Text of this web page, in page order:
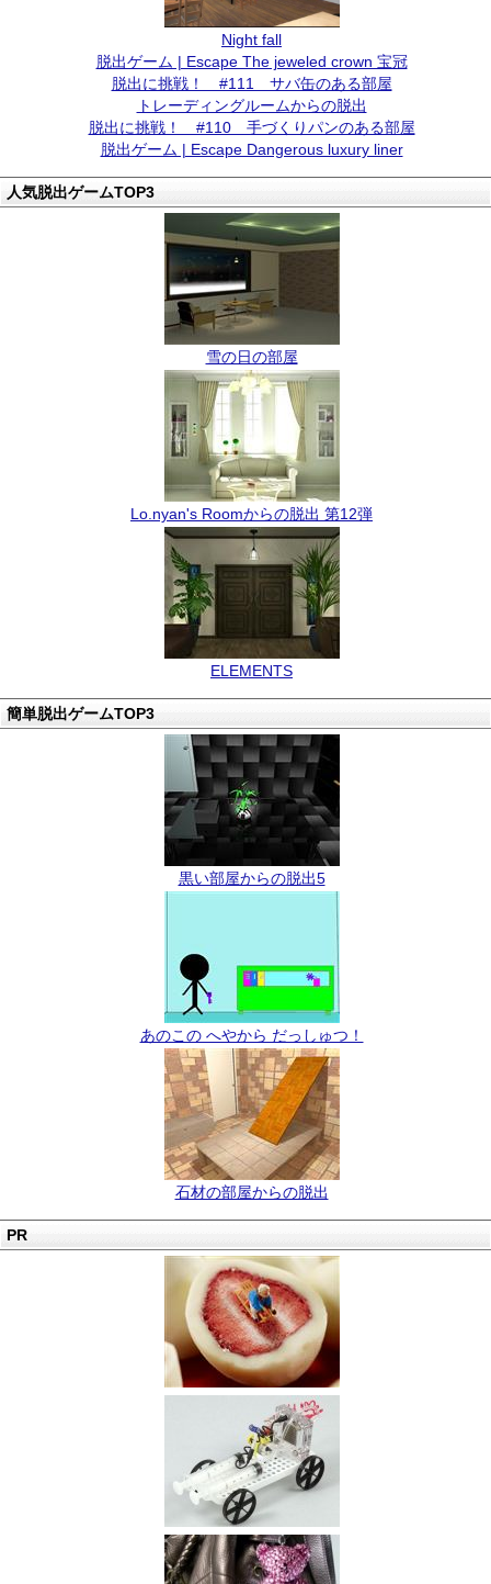
Night fall
脱出ゲーム | Escape The jeweled crown 宝冠
脱出に挑戦！ #111 サバ缶のある部屋
トレーディングルームからの脱出
脱出に挑戦！ #110 手づくりパンのある部屋
脱出ゲーム | Escape Dangerous luxury liner
人気脱出ゲームTOP3
雪の日の部屋
Lo.nyan's Roomからの脱出 第12弾
ELEMENTS
簡単脱出ゲームTOP3
黒い部屋からの脱出5
あのこの へやから だっしゅつ！
石材の部屋からの脱出
PR